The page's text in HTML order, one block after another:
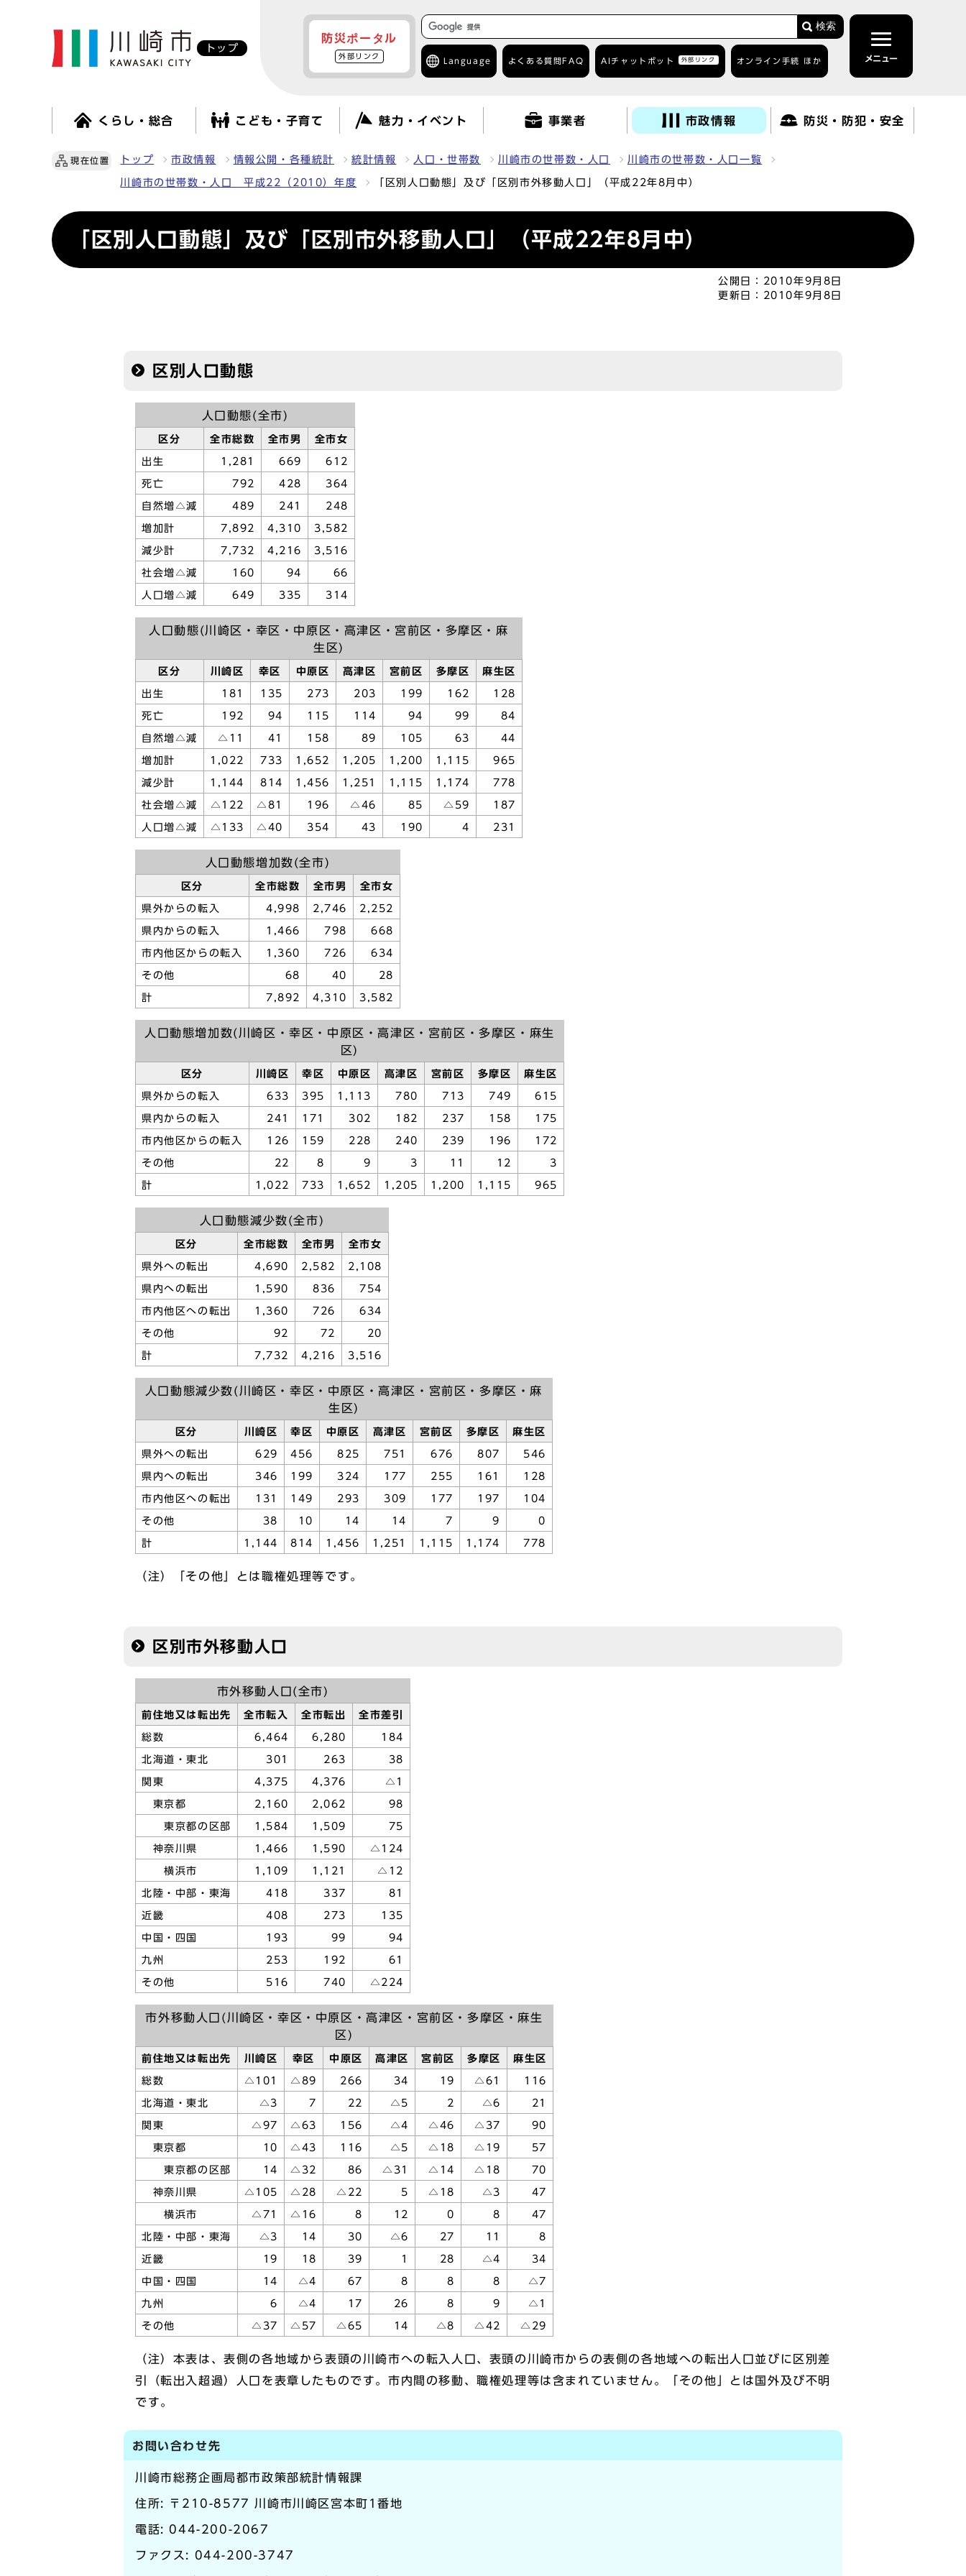
トップ
防災ポータル
外部リンク
検索
Language よくある質問 FAQ AIチャットボット 外部リンク オンライン手続 ほか メニュー
くらし・総合 こども・子育て 魅力・イベント 事業者 市政情報 防災・防犯・安全
現在位置 トップ 市政情報 情報公開・各種統計 統計情報 人口・世帯数 川崎市の世帯数・人口 川崎市の世帯数・人口一覧
川崎市の世帯数・人口 平成22（2010）年度 「区別人口動態」及び「区別市外移動人口」（平成22年8月中）
「区別人口動態」及び「区別市外移動人口」（平成22年8月中）
公開日：
2010年9月8日
更新日：
2010年9月8日
区別人口動態
人口動態(全市)
区分 全市総数 全市男 全市女
出生 1,281 669 612
死亡 792 428 364
自然増△減 489 241 248
増加計 7,892 4,310 3,582
減少計 7,732 4,216 3,516
社会増△減 160 94 66
人口増△減 649 335 314
人口動態(川崎区・幸区・中原区・高津区・宮前区・多摩区・麻
生区)
区分 川崎区 幸区 中原区 高津区 宮前区 多摩区 麻生区
出生 181 135 273 203 199 162 128
死亡 192 94 115 114 94 99 84
自然増△減 △11 41 158 89 105 63 44
増加計 1,022 733 1,652 1,205 1,200 1,115 965
減少計 1,144 814 1,456 1,251 1,115 1,174 778
社会増△減 △122 △81 196 △46 85 △59 187
人口増△減 △133 △40 354 43 190 4 231
人口動態増加数(全市)
区分 全市総数 全市男 全市女
県外からの転入 4,998 2,746 2,252
県内からの転入 1,466 798 668
市内他区からの転入 1,360 726 634
その他 68 40 28
計 7,892 4,310 3,582
人口動態増加数(川崎区・幸区・中原区・高津区・宮前区・多摩区・麻生
区)
区分 川崎区 幸区 中原区 高津区 宮前区 多摩区 麻生区
県外からの転入 633 395 1,113 780 713 749 615
県内からの転入 241 171 302 182 237 158 175
市内他区からの転入 126 159 228 240 239 196 172
その他 22 8 9 3 11 12 3
計 1,022 733 1,652 1,205 1,200 1,115 965
人口動態減少数(全市)
区分 全市総数 全市男 全市女
県外への転出 4,690 2,582 2,108
県内への転出 1,590 836 754
市内他区への転出 1,360 726 634
その他 92 72 20
計 7,732 4,216 3,516
人口動態減少数(川崎区・幸区・中原区・高津区・宮前区・多摩区・麻
生区)
区分 川崎区 幸区 中原区 高津区 宮前区 多摩区 麻生区
県外への転出 629 456 825 751 676 807 546
県内への転出 346 199 324 177 255 161 128
市内他区への転出 131 149 293 309 177 197 104
その他 38 10 14 14 7 9 0
計 1,144 814 1,456 1,251 1,115 1,174 778
（注）「その他」とは職権処理等です。
区別市外移動人口
市外移動人口(全市)
前住地又は転出先 全市転入 全市転出 全市差引
総数 6,464 6,280 184
北海道・東北 301 263 38
関東 4,375 4,376 △1
東京都 2,160 2,062 98
東京都の区部 1,584 1,509 75
神奈川県 1,466 1,590 △124
横浜市 1,109 1,121 △12
北陸・中部・東海 418 337 81
近畿 408 273 135
中国・四国 193 99 94
九州 253 192 61
その他 516 740 △224
市外移動人口(川崎区・幸区・中原区・高津区・宮前区・多摩区・麻生
区)
前住地又は転出先 川崎区 幸区 中原区 高津区 宮前区 多摩区 麻生区
総数 △101 △89 266 34 19 △61 116
北海道・東北 △3 7 22 △5 2 △6 21
関東 △97 △63 156 △4 △46 △37 90
東京都 10 △43 116 △5 △18 △19 57
東京都の区部 14 △32 86 △31 △14 △18 70
神奈川県 △105 △28 △22 5 △18 △3 47
横浜市 △71 △16 8 12 0 8 47
北陸・中部・東海 △3 14 30 △6 27 11 8
近畿 19 18 39 1 28 △4 34
中国・四国 14 △4 67 8 8 8 △7
九州 6 △4 17 26 8 9 △1
その他 △37 △57 △65 14 △8 △42 △29
（注）本表は、表側の各地域から表頭の川崎市への転入人口、表頭の川崎市からの表側の各地域への転出人口並びに区別差
引（転出入超過）人口を表章したものです。市内間の移動、職権処理等は含まれていません。「その他」とは国外及び不明
です。
お問い合わせ先
川崎市総務企画局都市政策部統計情報課
住所: 〒210-8577 川崎市川崎区宮本町1番地
電話: 044-200-2067
ファクス: 044-200-3747